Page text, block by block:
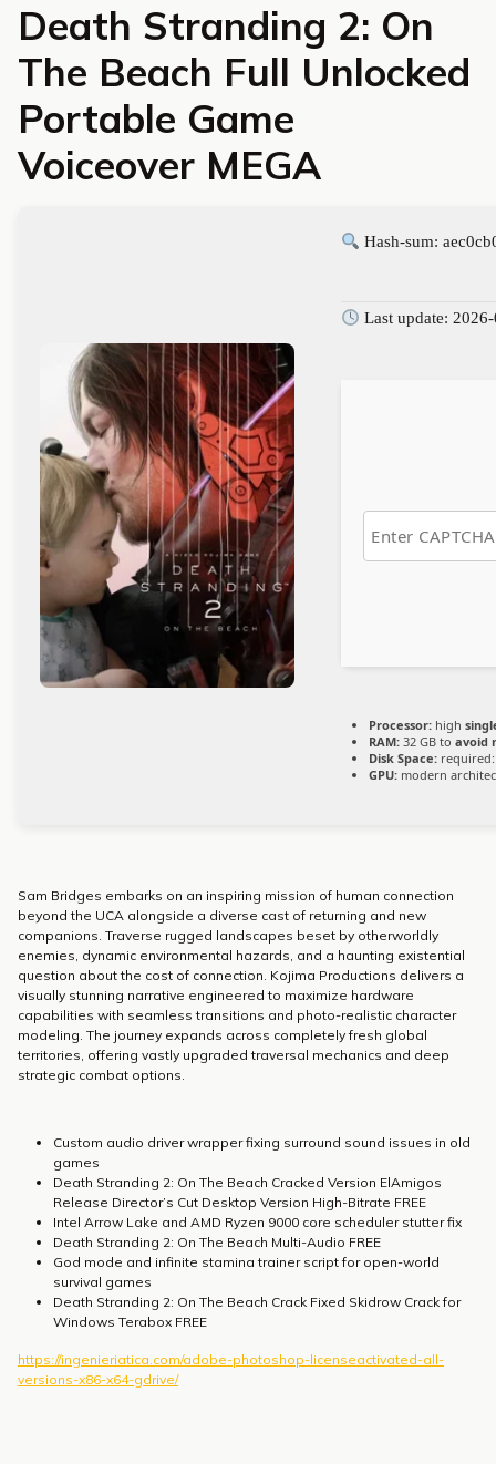
Death Stranding 2: On
The Beach Full Unlocked
Portable Game
Voiceover MEGA
Hash-sum:
Last update:
Processor: high
RAM: 32 GB to avoid
Disk Space:
GPU: modern
Sam Bridges embarks on an inspiring mission of human connection
beyond the UCA alongside a diverse cast of returning and new
companions. Traverse rugged landscapes beset by otherworldly
enemies, dynamic environmental hazards, and a haunting existential
question about the cost of connection. Kojima Productions delivers a
visually stunning narrative engineered to maximize hardware
capabilities with seamless transitions and photo-realistic character
modeling. The journey expands across completely fresh global
territories, offering vastly upgraded traversal mechanics and deep
strategic combat options.
Custom audio driver wrapper fixing surround sound issues in old
games
Death Stranding 2: On The Beach Cracked Version ElAmigos
Release Director’s Cut Desktop Version High-Bitrate FREE
Intel Arrow Lake and AMD Ryzen 9000 core scheduler stutter fix
Death Stranding 2: On The Beach Multi-Audio FREE
God mode and infinite stamina trainer script for open-world
survival games
Death Stranding 2: On The Beach Crack Fixed Skidrow Crack for
Windows Terabox FREE
https://ingenieriatica.com/adobe-photoshop-licenseactivated-all-
versions-x86-x64-gdrive/